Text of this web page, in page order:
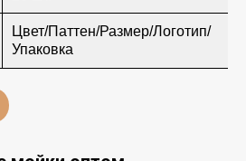
Цвет/Паттен/Размер/Логотип/
Упаковка